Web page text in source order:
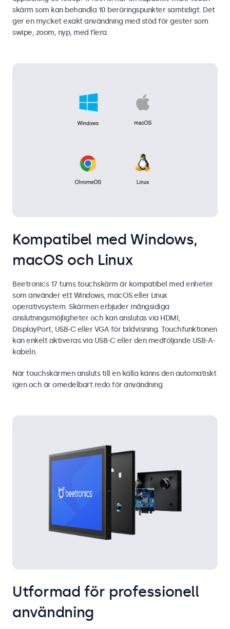
skärm som kan behandla 10 beröringspunkter samtidigt. Det
ger en mycket exakt användning med stöd för gester som
swipe, zoom, nyp, med flera.
Kompatibel med Windows,
macOS och Linux
Beetronics 17 tums touchskärm är kompatibel med enheter
som använder ett Windows, macOS eller Linux
operativsystem. Skärmen erbjuder mångsidiga
anslutningsmöjligheter och kan anslutas via HDMI,
DisplayPort, USB-C eller VGA för bildvisning. Touchfunktionen
kan enkelt aktiveras via USB-C eller den medföljande USB-A-
kabeln.
När touchskärmen ansluts till en källa känns den automatiskt
igen och är omedelbart redo för användning.
Utformad för professionell
användning